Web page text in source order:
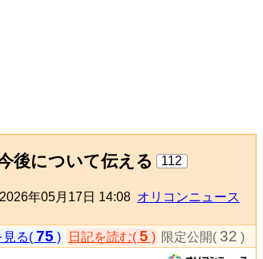
後について伝える 112
2026年05月17日 14:08 オリコンニュース
見る( 75 ) 日記を読む( 5 ) 限定公開( 32 )